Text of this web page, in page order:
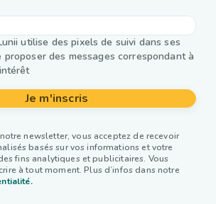
utilise des pixels de suivi dans ses
proposer des messages correspondant à
Je m'inscris
newsletter, vous acceptez de recevoir
basés sur vos informations et votre
fins analytiques et publicitaires. Vous
à tout moment. Plus d’infos dans notre